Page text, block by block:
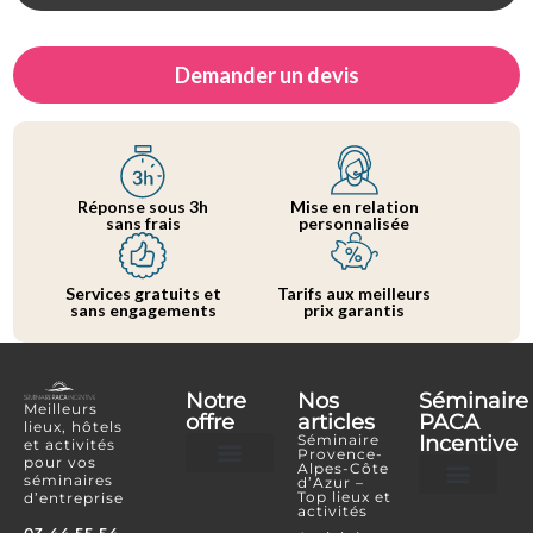
Demander un devis
Réponse sous 3h
sans frais
Mise en relation
personnalisée
Services gratuits et
sans engagements
Tarifs aux meilleurs
prix garantis
Meilleurs
lieux, hôtels
et activités
pour vos
séminaires
d’entreprise
Notre
offre
Nos
articles
Séminaire
Provence-
Alpes-Côte
d’Azur –
Top lieux et
activités
Séminaire
PACA
Incentive